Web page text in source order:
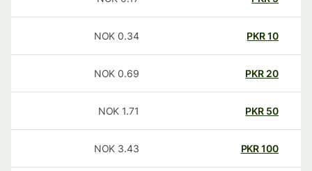
PKR
0.34
NOK
20
PKR
0.69
NOK
50
PKR
1.71
NOK
100
PKR
3.43
NOK